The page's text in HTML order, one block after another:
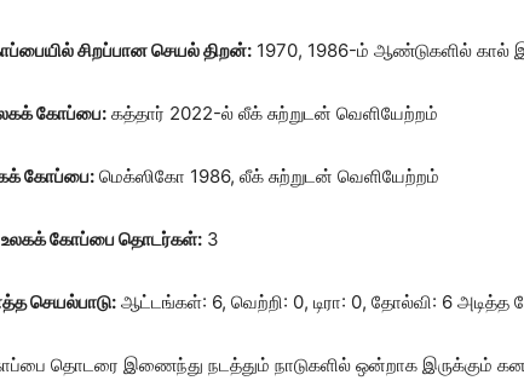
சிறப்பான செயல் திறன்: 1970, 1986-ம் ஆண்டுகளில் கால்
கோப்பை: கத்தார் 2022-ல் லீக் சுற்றுடன் வெளியேற்றம்
கோப்பை: மெக்ஸிகோ 1986, லீக் சுற்றுடன் வெளியேற்றம்
உலகக் கோப்பை தொடர்கள்: 3
செயல்பாடு: ஆட்டங்கள்: 6, வெற்றி: 0, டிரா: 0, தோல்வி: 6
தொடரை இணைந்து நடத்தும் நாடுகளில் ஒன்றாக இருக்கும்